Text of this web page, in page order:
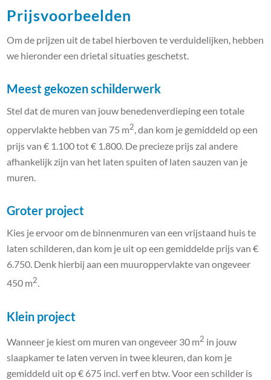
Prijsvoorbeelden
Om de prijzen uit de tabel hierboven te verduidelijken, hebben
we hieronder een drietal situaties geschetst.
Meest gekozen schilderwerk
Stel dat de muren van jouw benedenverdieping een totale
oppervlakte hebben van 75 m2, dan kom je gemiddeld op een
prijs van € 1.100 tot € 1.800. De precieze prijs zal andere
afhankelijk zijn van het laten spuiten of laten sauzen van je
muren.
Groter project
Kies je ervoor om de binnenmuren van een vrijstaand huis te
laten schilderen, dan kom je uit op een gemiddelde prijs van €
6.750. Denk hierbij aan een muuroppervlakte van ongeveer
450 m2.
Klein project
Wanneer je kiest om muren van ongeveer 30 m2 in jouw
slaapkamer te laten verven in twee kleuren, dan kom je
gemiddeld uit op € 675 incl. verf en btw. Voor een schilder is